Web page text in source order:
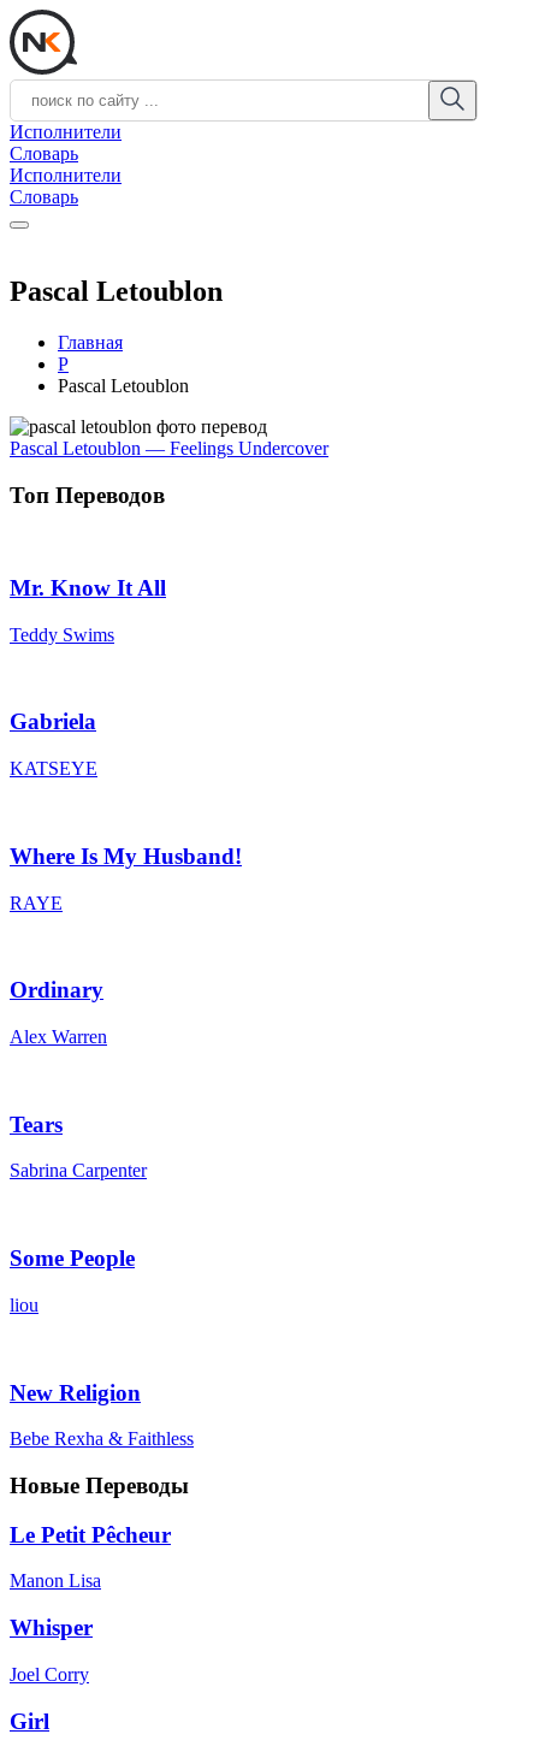
Исполнители
Словарь
Исполнители
Словарь
Pascal Letoublon
Главная
P
Pascal Letoublon
Pascal Letoublon — Feelings Undercover
Топ Переводов
Mr. Know It All
Teddy Swims
Gabriela
KATSEYE
Where Is My Husband!
RAYE
Ordinary
Alex Warren
Tears
Sabrina Carpenter
Some People
liou
New Religion
Bebe Rexha & Faithless
Новые Переводы
Le Petit Pêcheur
Manon Lisa
Whisper
Joel Corry
Girl